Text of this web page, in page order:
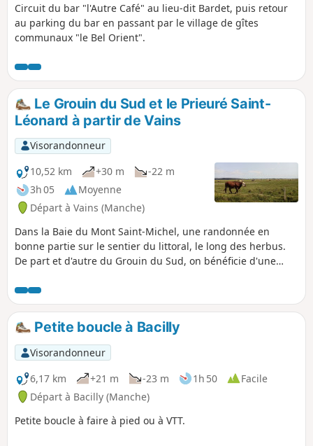
Circuit du bar "l'Autre Café" au lieu-dit Bardet, puis retour
au parking du bar en passant par le village de gîtes
communaux "le Bel Orient".
Le Grouin du Sud et le Prieuré Saint-
Léonard à partir de Vains
Visorandonneur
10,52 km
+30 m
-22 m
3h 05
Moyenne
Départ à Vains (Manche)
Dans la Baie du Mont Saint-Michel, une randonnée en
bonne partie sur le sentier du littoral, le long des herbus.
De part et d'autre du Grouin du Sud, on bénéficie d'une
elle-même, le spectacle de la marée montante est
impressionnant. Un retour dans les terres permet de visiter
la belle et émouvante chapelle romane du Prieuré Saint-
Léonard.Petite boucle à Bacilly
Visorandonneur
6,17 km
+21 m -23 m 1h 50
Facile
Départ à Bacilly (Manche)
Petite boucle à faire à pied ou à VTT.